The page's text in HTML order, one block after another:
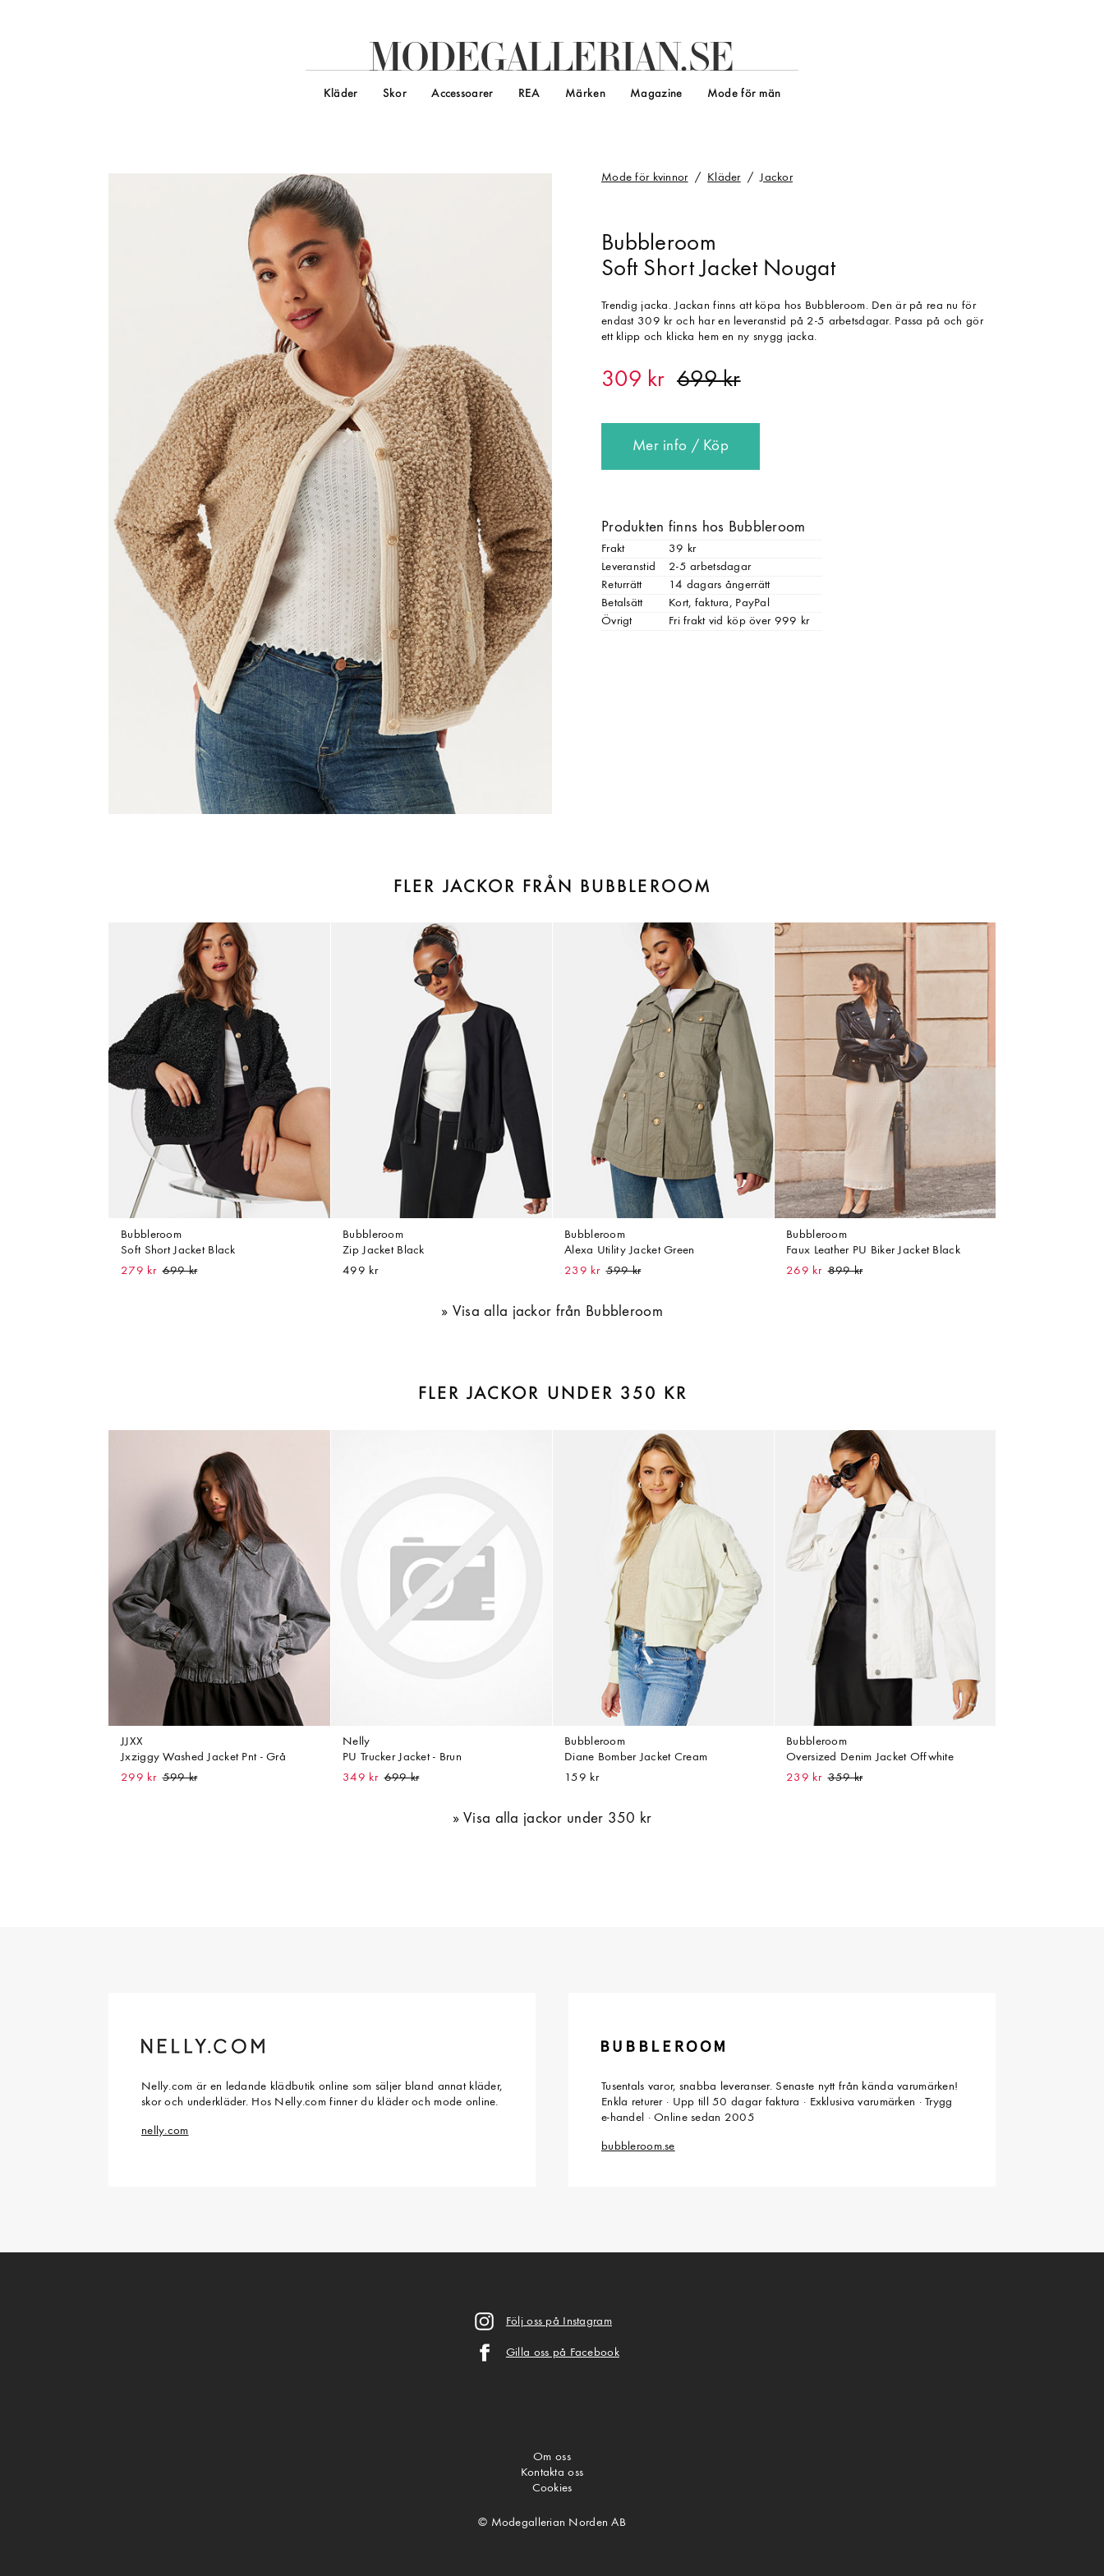
MODEGALLERIAN.SE
Kläder Skor Accessoarer REA Märken Magazine Mode för män
Mode för kvinnor Kläder Jackor
Bubbleroom
Soft Short Jacket Nougat
Trendig jacka. Jackan finns att köpa hos Bubbleroom. Den är på rea nu för
endast 309 kr och har en leveranstid på 2-5 arbetsdagar. Passa på och gör
ett klipp och klicka hem en ny snygg jacka.
309 kr
Mer info / Köp
Produkten finns hos Bubbleroom
Frakt
39 kr
Leveranstid
2-5 arbetsdagar
Returrätt
14 dagars ångerrätt
Betalsätt
Kort, faktura, PayPal
Övrigt
Fri frakt vid köp över 999 kr
FLER JACKOR FRÅN BUBBLEROOM
Bubbleroom
Soft Short Jacket Black
279 kr
Bubbleroom
Zip Jacket Black
499 kr
Bubbleroom
Alexa Utility Jacket Green
239 kr
Bubbleroom
Faux Leather PU Biker Jacket Black
269 kr
Visa alla jackor från Bubbleroom
FLER JACKOR UNDER 350 KR
JJXX
Jxziggy Washed Jacket Pnt - Grå
299 kr
Nelly
PU Trucker Jacket - Brun
349 kr
Bubbleroom
Diane Bomber Jacket Cream
159 kr
Bubbleroom
Oversized Denim Jacket Offwhite
239 kr
Visa alla jackor under 350 kr
Nelly.com är en ledande klädbutik online som säljer bland annat kläder,
skor och underkläder. Hos Nelly.com finner du kläder och mode online.
nelly.com
Tusentals varor, snabba leveranser. Senaste nytt från kända varumärken!
Enkla returer · Upp till 50 dagar faktura · Exklusiva varumärken · Trygg
e-handel · Online sedan 2005
bubbleroom.se
Följ oss på Instagram
Gilla oss på Facebook
Om oss
Kontakta oss
Cookies
© Modegallerian Norden AB